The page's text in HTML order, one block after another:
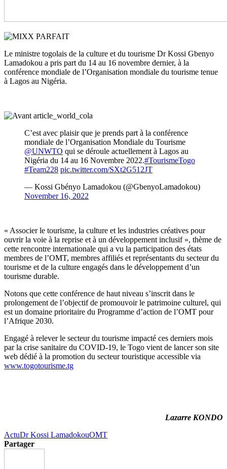
Le ministre togolais de la culture et du tourisme Dr Kossi Gbenyo
Lamadokou a pris part du 14 au 16 novembre dernier, à la
conférence mondiale de l’Organisation mondiale du tourisme tenue
à Lagos au Nigéria.
C’est avec plaisir que je prends part à la conférence
mondiale de l’Organisation Mondiale du Tourisme
@UNWTO qui se déroule actuellement à Lagos au
Nigéria du 14 au 16 Novembre 2022.#TourismeTogo
#Team228 pic.twitter.com/SXt2G512JT
— Kossi Gbényo Lamadokou (@GbenyoLamadokou)
November 16, 2022
« Associer le tourisme, la culture et les industries créatives pour
ouvrir la voie à la reprise et à un développement inclusif », thème de
cette rencontre internationale qui a vu la participation des états
membres de l’OMT, membres affiliés et représentants du secteur du
tourisme et de la culture engagés dans le développement d’un
tourisme durable.
Notons que cette conférence de haut niveau s’inscrit dans le
prolongement de l’objectif de promouvoir le patrimoine culturel, qui
est un domaine prioritaire du Programme d’action de l’OMT pour
l’Afrique 2030.
Engagé à relever le secteur du tourisme impacté ces derniers mois
par la crise sanitaire du COVID-19, le Togo vient de lancer son site
web dédié à la promotion du secteur touristique accessible via
www.togotourisme.tg
Lazarre KONDO
ActuDr Kossi LamadokouOMT
Partager